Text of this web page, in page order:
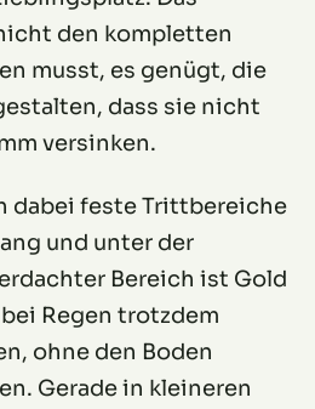
den kompletten
musst, es genügt, die
dass sie nicht
versinken.
dabei feste Trittbereiche
und unter der
Bereich ist Gold
Regen trotzdem
ohne den Boden
Gerade in kleineren